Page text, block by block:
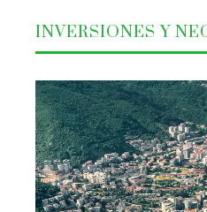
INVERSIONES Y